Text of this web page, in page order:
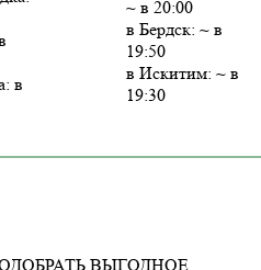
в
~ в 20:00
в Бердск: ~ в
19:50
в Искитим: ~ в
19:30
ВЫГОДНОЕ